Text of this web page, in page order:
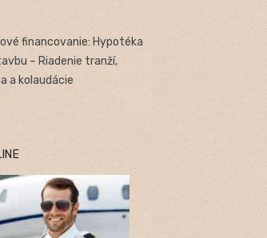
financovanie: Hypotéka
– Riadenie tranží,
a kolaudácie